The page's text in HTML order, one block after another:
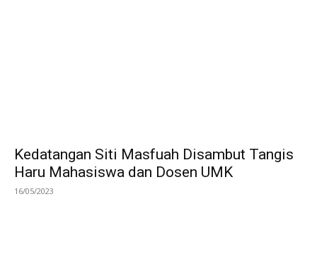
Kedatangan Siti Masfuah Disambut Tangis
Haru Mahasiswa dan Dosen UMK
16/05/2023